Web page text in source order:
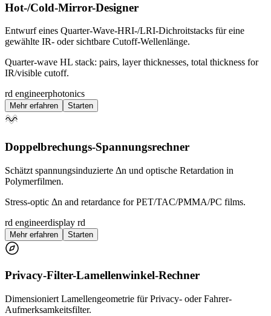
Hot-/Cold-Mirror-Designer
Entwurf eines Quarter-Wave-HRI-/LRI-Dichroitstacks für eine
gewählte IR- oder sichtbare Cutoff-Wellenlänge.
Quarter-wave HL stack: pairs, layer thicknesses, total thickness for
IR/visible cutoff.
rd engineerphotonics
Mehr erfahren Starten
Doppelbrechungs-Spannungsrechner
Schätzt spannungsinduzierte Δn und optische Retardation in
Polymerfilmen.
Stress-optic Δn and retardance for PET/TAC/PMMA/PC films.
rd engineerdisplay rd
Mehr erfahren Starten
Privacy-Filter-Lamellenwinkel-Rechner
Dimensioniert Lamellengeometrie für Privacy- oder Fahrer-
Aufmerksamkeitsfilter.